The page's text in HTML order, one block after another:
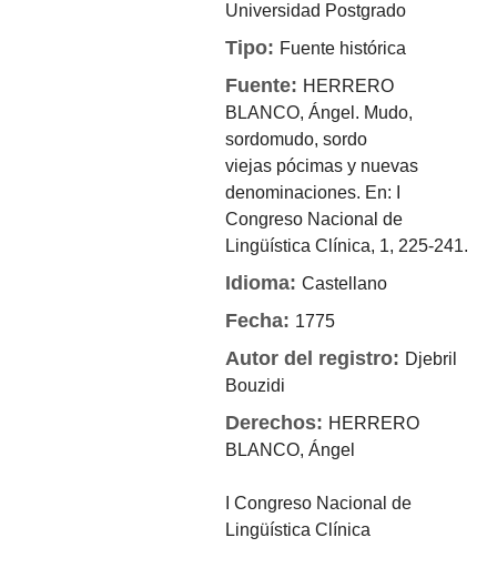
Universidad Postgrado
Tipo: Fuente histórica
Fuente: HERRERO
BLANCO, Ángel. Mudo,
sordomudo, sordo
viejas pócimas y nuevas
denominaciones. En: I
Congreso Nacional de
Lingüística Clínica, 1, 225-241.
Idioma:Castellano
Fecha: 1775
Autor del registro: Djebril
Bouzidi
Derechos: HERRERO
BLANCO, Ángel
I Congreso Nacional de
Lingüística Clínica